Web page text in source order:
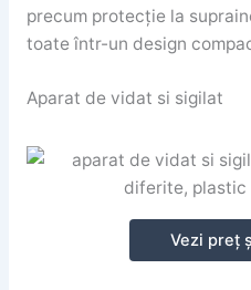
precum protecție la
toate într-un design
Aparat de vidat si sigilat
Vezi preț